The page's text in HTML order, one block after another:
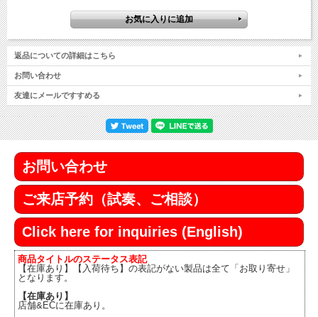
返品についての詳細はこちら
お問い合わせ
友達にメールですすめる
お問い合わせ
ご来店予約（試奏、ご相談）
Click here for inquiries (English)
商品タイトルのステータス表記
【在庫あり】【入荷待ち】の表記がない製品は全て「お取り寄せ」
となります。
【在庫あり】
店舗&ECに在庫あり。